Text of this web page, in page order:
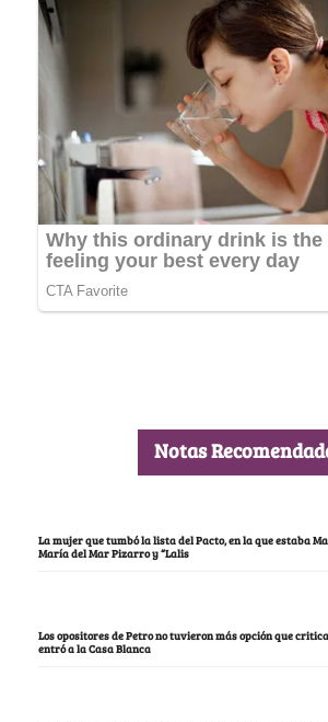
Notas
La mujer que tumbó la lista del Pacto, en la que estaba
María del Mar Pizarro y “Lalis
Los opositores de Petro no tuvieron más opción que
entró a la Casa Blanca